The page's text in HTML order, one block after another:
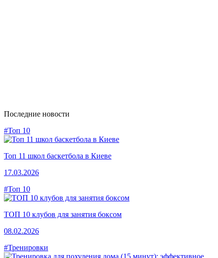
Последние новости
#Топ 10
Топ 11 школ баскетбола в Киеве
17.03.2026
#Топ 10
ТОП 10 клубов для занятия боксом
08.02.2026
#Тренировки